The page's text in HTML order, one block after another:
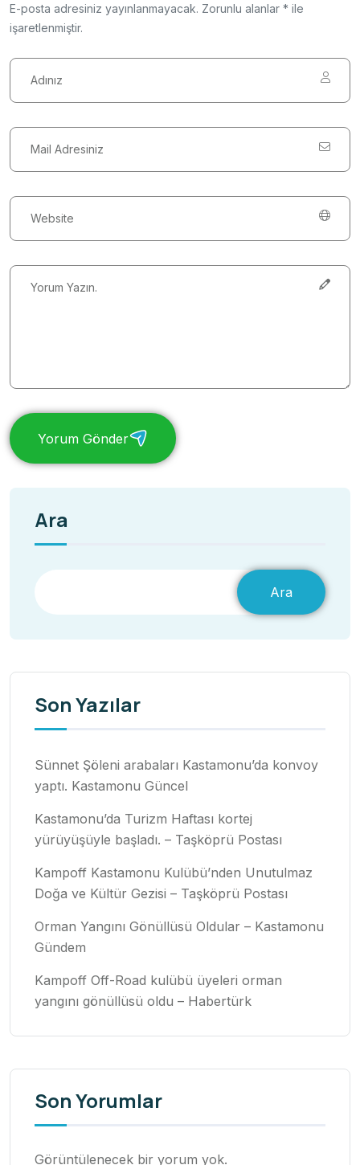
E-posta adresiniz yayınlanmayacak. Zorunlu alanlar * ile
işaretlenmiştir.
Yorum Gönder
Ara
Ara
Son Yazılar
Sünnet Şöleni arabaları Kastamonu’da konvoy
yaptı. Kastamonu Güncel
Kastamonu’da Turizm Haftası kortej
yürüyüşüyle başladı. – Taşköprü Postası
Kampoff Kastamonu Kulübü’nden Unutulmaz
Doğa ve Kültür Gezisi – Taşköprü Postası
Orman Yangını Gönüllüsü Oldular – Kastamonu
Gündem
Kampoff Off-Road kulübü üyeleri orman
yangını gönüllüsü oldu – Habertürk
Son Yorumlar
Görüntülenecek bir yorum yok.